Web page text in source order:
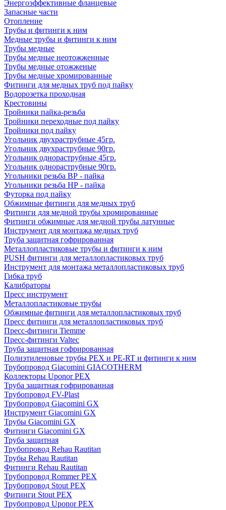
Энергоэффективные фланцевые
Запасные части
Отопление
Трубы и фитинги к ним
Медные трубы и фитинги к ним
Трубы медные
Трубы медные неотожженные
Трубы медные отожженые
Трубы медные хромированные
Фитинги для медных труб под пайку
Водорозетка проходная
Крестовины
Тройники пайка-резьба
Тройники переходные под пайку
Тройники под пайку
Угольник двухраструбные 45гр.
Угольник двухраструбные 90гр.
Угольник однораструбные 45гр.
Угольник однораструбные 90гр.
Угольники резьба ВР - пайка
Угольники резьба НР - пайка
Футорка под пайку
Обжимные фитинги для медных труб
Фитинги для медной трубы хромированные
Фитинги обжимные для медной трубы латунные
Инструмент для монтажа медных труб
Труба защитная гофрированная
Металлопластиковые трубы и фитинги к ним
PUSH фитинги для металлопластиковых труб
Инструмент для монтажа металлопластиковых труб
Гибка труб
Калибраторы
Пресс инструмент
Металлопластиковые трубы
Обжимные фитинги для металлопластиковых труб
Пресс фитинги для металлопластиковых труб
Пресс-фитинги Tiemme
Пресс-фитинги Valtec
Труба защитная гофрированная
Полиэтиленовые трубы PEX и PE-RT и фитинги к ним
Трубопровод Giacomini GIACOTHERM
Коллекторы Uponor PEX
Труба защитная гофрированная
Трубопровод FV-Plast
Трубопровод Giacomini GX
Инструмент Giacomini GX
Трубы Giacomini GX
Фитинги Giacomini GX
Труба защитная
Трубопровод Rehau Rautitan
Трубы Rehau Rautitan
Фитинги Rehau Rautitan
Трубопровод Rommer PEX
Трубопровод Stout PEX
Фитинги Stout PEX
Трубопровод Uponor PEX